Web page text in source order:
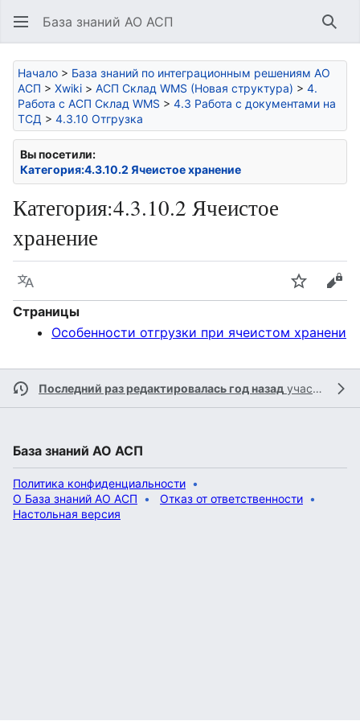
База знаний АО АСП
Начало > База знаний по интеграционным решениям АО
АСП > Xwiki > АСП Склад WMS (Новая структура) > 4.
Работа с АСП Склад WMS > 4.3 Работа с документами на
ТСД > 4.3.10 Отгрузка
Вы посетили:
Категория:4.3.10.2 Ячеистое хранение
Категория:4.3.10.2 Ячеистое
хранение
Язык Следить
Страницы
Особенности отгрузки при ячеистом хранени
Последний раз редактировалась год назад участником
База знаний АО АСП
Политика конфиденциальности
О База знаний АО АСП
Отказ от ответственности
Настольная версия